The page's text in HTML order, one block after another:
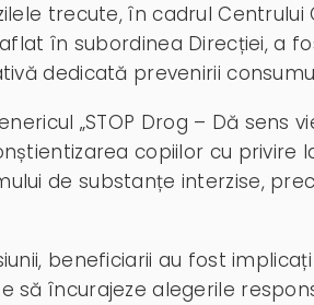
trecute, în cadrul Centrului
aflat în subordinea Direcției, a
dedicată prevenirii
„STOP Drog – Dă sens
copiilor cu privire
de substanțe interzise,
beneficiarii au fost
să încurajeze alegerile